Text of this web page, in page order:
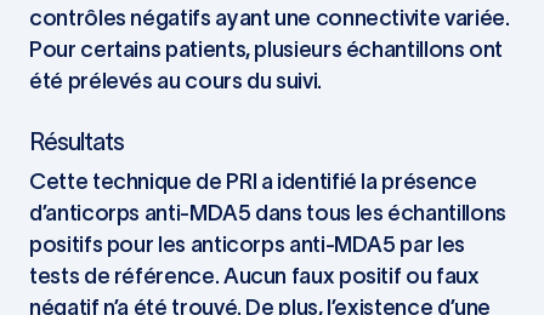
contrôles négatifs ayant une connectivite variée.
Pour certains patients, plusieurs échantillons ont
été prélevés au cours du suivi.
Résultats
Cette technique de PRI a identifié la présence
d’anticorps anti-MDA5 dans tous les échantillons
positifs pour les anticorps anti-MDA5 par les
tests de référence. Aucun faux positif ou faux
négatif n’a été trouvé. De plus, l’existence d’une